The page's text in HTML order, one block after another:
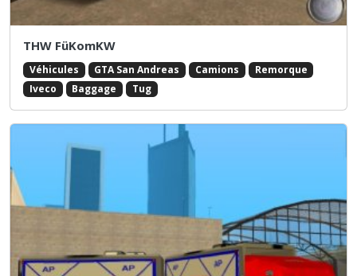
THW FüKomKW
Véhicules GTA San Andreas Camions
Remorque
Iveco
Baggage Tug